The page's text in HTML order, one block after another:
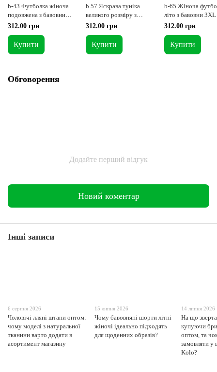
b-43 Футболка жіноча
подовжена з бавовни
3XL
312.00 грн
Купити
b 57 Яскрава туніка
великого розміру з
бавовни 3XL
312.00 грн
Купити
b-65 Жіноча
літо з бавовни 3XL
312.00 грн
Купити
Обговорення
Додайте перший відгук
Новий коментар
Інші записи
6 серпня 2026
Чоловічі лляні штани оптом:
чому моделі з натуральної
тканини варто додати в
асортимент магазину
15 липня 2026
Чому бавовняні шорти літні
жіночі ідеально підходять
для щоденних образів?
14 липня 2026
На що
купуючи
оптом, та
замовляти у
Kolo?